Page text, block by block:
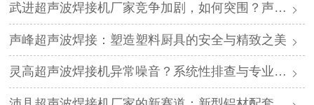
武进超声波焊接机厂家竞争加剧，如何突围？声峰源头工厂ODM贴牌助您轻装上阵
声峰超声波焊接：塑造塑料厨具的安全与精致之美
灵高超声波焊接机异常噪音？系统性排查与专业解决方案